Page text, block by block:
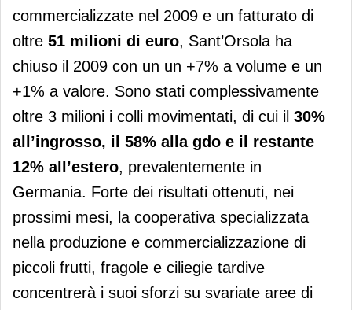
commercializzate nel 2009 e un fatturato di
oltre 51 milioni di euro, Sant’Orsola ha
chiuso il 2009 con un un +7% a volume e un
+1% a valore. Sono stati complessivamente
oltre 3 milioni i colli movimentati, di cui il 30%
all’ingrosso, il 58% alla gdo e il restante
12% all’estero, prevalentemente in
Germania. Forte dei risultati ottenuti, nei
prossimi mesi, la cooperativa specializzata
nella produzione e commercializzazione di
piccoli frutti, fragole e ciliegie tardive
concentrerà i suoi sforzi su svariate aree di